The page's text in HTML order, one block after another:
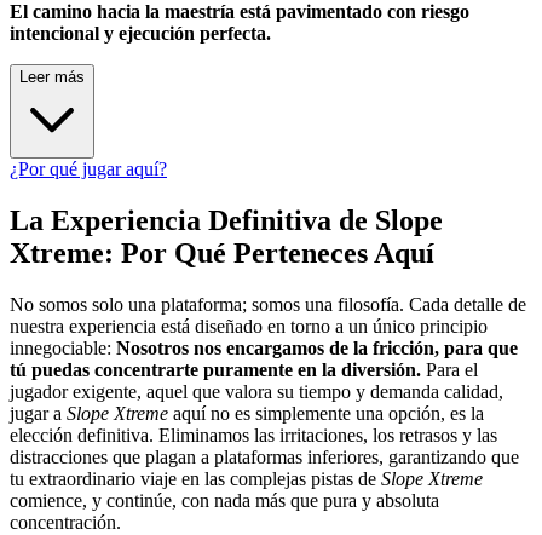
El camino hacia la maestría está pavimentado con riesgo
intencional y ejecución perfecta.
Leer más
¿Por qué jugar aquí?
La Experiencia Definitiva de Slope
Xtreme: Por Qué Perteneces Aquí
No somos solo una plataforma; somos una filosofía. Cada detalle de
nuestra experiencia está diseñado en torno a un único principio
innegociable: Nosotros nos encargamos de la fricción, para que
tú puedas concentrarte puramente en la diversión. Para el
jugador exigente, aquel que valora su tiempo y demanda calidad,
jugar a Slope Xtreme aquí no es simplemente una opción, es la
elección definitiva. Eliminamos las irritaciones, los retrasos y las
distracciones que plagan a plataformas inferiores, garantizando que
tu extraordinario viaje en las complejas pistas de Slope Xtreme
comience, y continúe, con nada más que pura y absoluta
concentración.